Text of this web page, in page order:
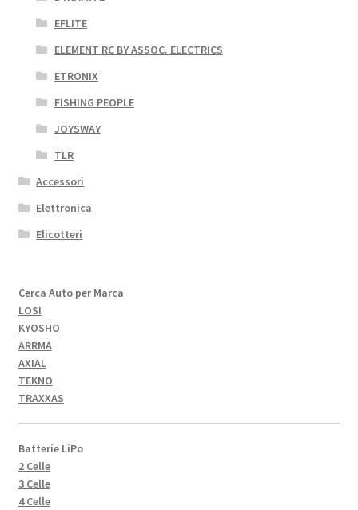
EFLITE
ELEMENT RC BY ASSOC. ELECTRICS
ETRONIX
FISHING PEOPLE
JOYSWAY
TLR
Accessori
Elettronica
Elicotteri
Cerca Auto per Marca
LOSI
KYOSHO
ARRMA
AXIAL
TEKNO
TRAXXAS
Batterie LiPo
2 Celle
3 Celle
4 Celle